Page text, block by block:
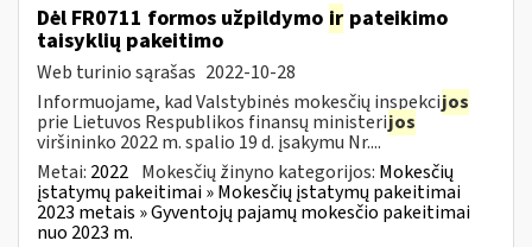
Dėl FR0711 formos užpildymo ir pateikimo
taisyklių pakeitimo
Web turinio sąrašas 2022-10-28
Informuojame, kad Valstybinės mokesčių inspekcijos
prie Lietuvos Respublikos finansų ministerijos
viršininko 2022 m. spalio 19 d. įsakymu Nr....
Metai: 2022 Mokesčių žinyno kategorijos: Mokesčių
įstatymų pakeitimai » Mokesčių įstatymų pakeitimai
2023 metais » Gyventojų pajamų mokesčio pakeitimai
nuo 2023 m.